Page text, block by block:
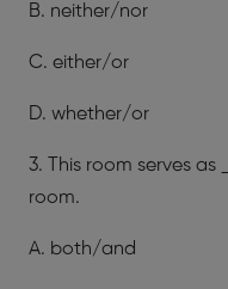
B. neither/nor
C. either/or
D. whether/or
3. This room serves as
room.
A. both/and